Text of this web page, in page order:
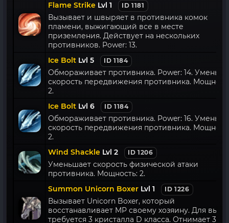
Flame Strike Lvl 1 ID 1181
Вызывает и швыряет в противника комок
пламени, выжигающий все в месте
приземления. Действует на нескольких
противников. Power: 13.
Ice Bolt Lvl 5 ID 1184
Обмораживает противника. Power: 14.
скорость передвижения противника.
2.
Ice Bolt Lvl 6 ID 1184
Обмораживает противника. Power: 16.
скорость передвижения противника.
2.
Wind Shackle Lvl 2 ID 1206
Уменьшает скорость физической атаки
противника. Мощность: 2.
Summon Unicorn Boxer Lvl 1 ID 1226
Вызывает Unicorn Boxer, который
восстанавливает MP своему хозяину. Для
требуется 3 кристалла D класса. Отнимает 30%